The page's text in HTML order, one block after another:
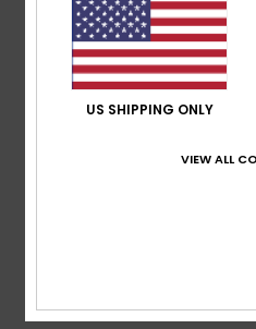
Puños y bajo de canalé 1x1
Bolsillo:bolsillo canguro
Características:gráficos
Marca:pack de Etiquetas
[Tejido
US SHIPPING ONLY
VIEW ALL